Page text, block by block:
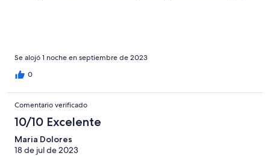
Se alojó 1 noche en septiembre de 2023
0
Comentario verificado
10/10 Excelente
Maria Dolores
18 de jul de 2023